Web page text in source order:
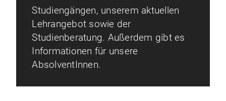
Studiengängen, unserem aktuellen
Lehrangebot sowie der
Studienberatung. Außerdem gibt es
Informationen für unsere
AbsolventInnen.